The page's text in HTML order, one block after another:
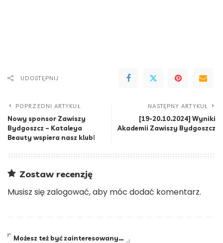
UDOSTĘPNIJ
POPRZEDNI ARTYKUŁ
Nowy sponsor Zawiszy
Bydgoszcz – Kataleya
Beauty wspiera nasz klub!
NASTĘPNY ARTYKUŁ
[19-20.10.2024] Wyniki
Akademii Zawiszy Bydgoszcz
Zostaw recenzję
Musisz się zalogować, aby móc dodać komentarz.
Możesz też być zainteresowany…